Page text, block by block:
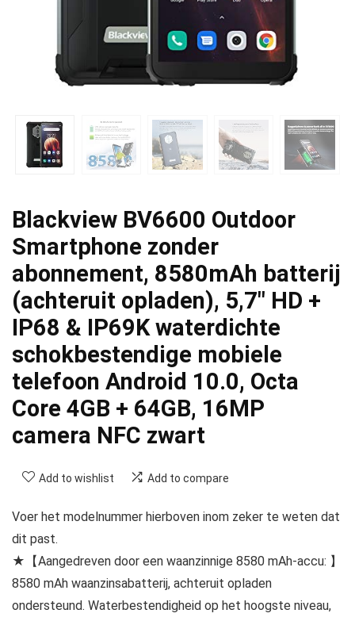
Blackview BV6600 Outdoor
Smartphone zonder
abonnement, 8580mAh batterij
(achteruit opladen), 5,7″ HD +
IP68 & IP69K waterdichte
schokbestendige mobiele
telefoon Android 10.0, Octa
Core 4GB + 64GB, 16MP
camera NFC zwart
Add to wishlist Add to compare
Voer het modelnummer hierboven inom zeker te weten dat
dit past.
★【Aangedreven door een waanzinnige 8580 mAh-accu: 】
8580 mAh waanzinsabatterij, achteruit opladen
ondersteund. Waterbestendigheid op het hoogste niveau,